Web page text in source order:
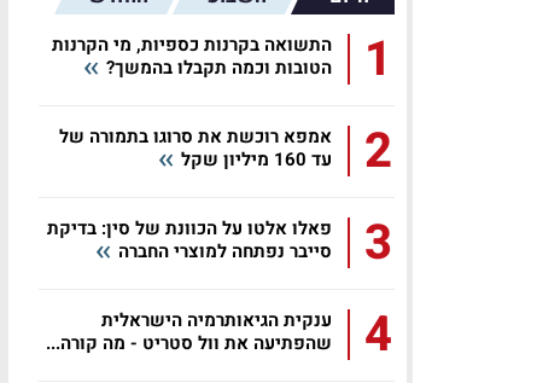
1
התשואה בקרנות כספיות, מי הקרנות
הטובות וכמה תקבלו בהמשך?
2
אמפא רוכשת את סרוגו בתמורה של
עד 160 מיליון שקל
3
פאלו אלטו על הכוונת של סין: בדיקת
סייבר נפתחה למוצרי החברה
4
ענקית הגיאותרמיה הישראלית
שהפתיעה את וול סטריט - מה קורה...